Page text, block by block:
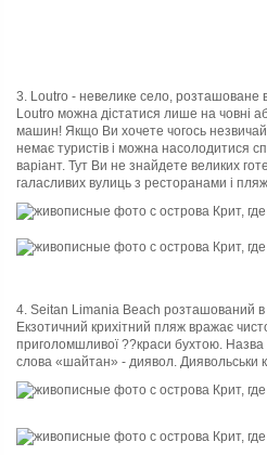
3. Loutro - невелике село, розташоване
Loutro можна дістатися лише на човні
машин! Якщо Ви хочете чогось
немає туристів і можна насолодитися
варіант. Тут Ви не знайдете великих
галасливих вулиць з ресторанами і
4. Seitan Limania Beach розташований в
Екзотичний крихітний пляж вражає
приголомшливої ??краси бухтою. Назва
слова «шайтан» - диявол. Диявольськи